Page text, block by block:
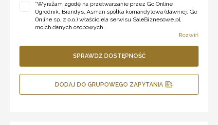
*Wyrażam zgodę na przetwarzanie przez Go Online
Ogrodnik, Brandys, Asman spółka komandytowa (dawniej: Go
Online sp. z o.o.) właściciela serwisu SaleBiznesowe.pl,
moich danych osobowych...
Rozwiń
SPRAWDŹ DOSTĘPNOŚĆ
DODAJ DO GRUPOWEGO ZAPYTANIA